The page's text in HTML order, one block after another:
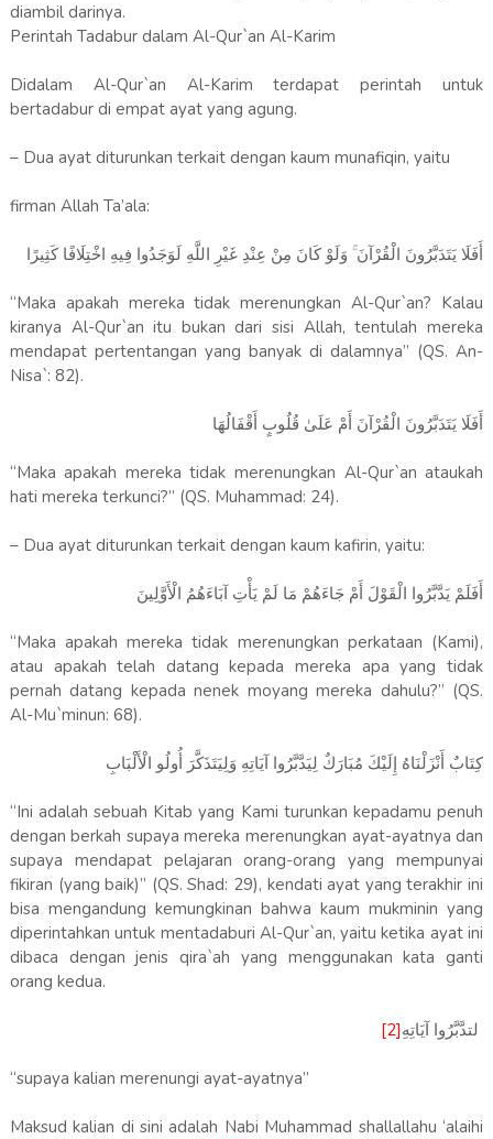
diambil darinya.
Perintah Tadabur dalam Al-Qur`an Al-Karim
Didalam Al-Qur`an Al-Karim terdapat perintah untuk
bertadabur di empat ayat yang agung.
– Dua ayat diturunkan terkait dengan kaum munafiqin, yaitu
firman Allah Ta’ala:
أَفَلَا يَتَدَبَّرُونَ الْقُرْآنَ ۚ وَلَوْ كَانَ مِنْ عِنْدِ غَيْرِ اللَّهِ لَوَجَدُوا فِيهِ اخْتِلَافًا كَثِيرًا
“Maka apakah mereka tidak merenungkan Al-Qur`an? Kalau
kiranya Al-Qur`an itu bukan dari sisi Allah, tentulah mereka
mendapat pertentangan yang banyak di dalamnya” (QS. An-
Nisa`: 82).
أَفَلَا يَتَدَبَّرُونَ الْقُرْآنَ أَمْ عَلَىٰ قُلُوبٍ أَقْفَالُهَا
“Maka apakah mereka tidak merenungkan Al-Qur`an ataukah
hati mereka terkunci?” (QS. Muhammad: 24).
– Dua ayat diturunkan terkait dengan kaum kafirin, yaitu:
أَفَلَمْ يَدَّبَّرُوا الْقَوْلَ أَمْ جَاءَهُمْ مَا لَمْ يَأْتِ آبَاءَهُمُ الْأَوَّلِينَ
“Maka apakah mereka tidak merenungkan perkataan (Kami),
atau apakah telah datang kepada mereka apa yang tidak
pernah datang kepada nenek moyang mereka dahulu?” (QS.
Al-Mu`minun: 68).
كِتَابٌ أَنْزَلْنَاهُ إِلَيْكَ مُبَارَكٌ لِيَدَّبَّرُوا آيَاتِهِ وَلِيَتَذَكَّرَ أُولُو الْأَلْبَابِ
“Ini adalah sebuah Kitab yang Kami turunkan kepadamu penuh
dengan berkah supaya mereka merenungkan ayat-ayatnya dan
supaya mendapat pelajaran orang-orang yang mempunyai
fikiran (yang baik)” (QS. Shad: 29), kendati ayat yang terakhir ini
bisa mengandung kemungkinan bahwa kaum mukminin yang
diperintahkan untuk mentadaburi Al-Qur`an, yaitu ketika ayat ini
dibaca dengan jenis qira`ah yang menggunakan kata ganti
orang kedua.
[2]
“supaya kalian merenungi ayat-ayatnya”
Maksud kalian di sini adalah Nabi Muhammad shallallahu ‘alaihi